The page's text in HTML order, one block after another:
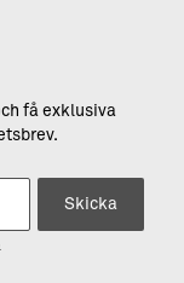
få exklusiva
Skicka